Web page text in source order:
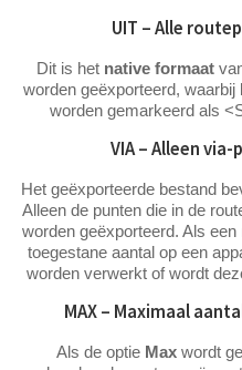
UIT – Alle
Dit is het native formaat
worden geëxporteerd,
worden gemarkeerd als
VIA – Alleen
Het geëxporteerde bestand
Alleen de punten die in de
worden geëxporteerd. Als
toegestane aantal op een
worden verwerkt of wordt
MAX – Maximaal
Als de optie Max wordt